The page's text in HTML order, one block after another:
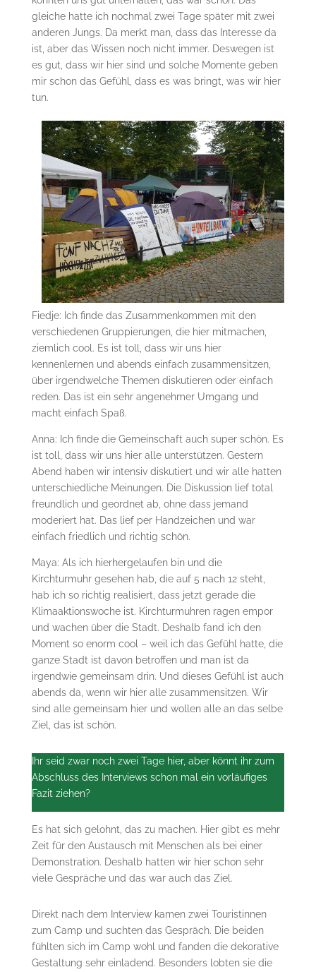
gleiche hatte ich nochmal zwei Tage später mit zwei
anderen Jungs. Da merkt man, dass das Interesse da
ist, aber das Wissen noch nicht immer. Deswegen ist
es gut, dass wir hier sind und solche Momente geben
mir schon das Gefühl, dass es was bringt, was wir hier
tun.
Fiedje: Ich finde das Zusammenkommen mit den
verschiedenen Gruppierungen, die hier mitmachen,
ziemlich cool. Es ist toll, dass wir uns hier
kennenlernen und abends einfach zusammensitzen,
über irgendwelche Themen diskutieren oder einfach
reden. Das ist ein sehr angenehmer Umgang und
macht einfach Spaß.
Anna: Ich finde die Gemeinschaft auch super schön. Es
ist toll, dass wir uns hier alle unterstützen. Gestern
Abend haben wir intensiv diskutiert und wir alle hatten
unterschiedliche Meinungen. Die Diskussion lief total
freundlich und geordnet ab, ohne dass jemand
moderiert hat. Das lief per Handzeichen und war
einfach friedlich und richtig schön.
Maya: Als ich hierhergelaufen bin und die
Kirchturmuhr gesehen hab, die auf 5 nach 12 steht,
hab ich so richtig realisiert, dass jetzt gerade die
Klimaaktionswoche ist. Kirchturmuhren ragen empor
und wachen über die Stadt. Deshalb fand ich den
Moment so enorm cool – weil ich das Gefühl hatte, die
ganze Stadt ist davon betroffen und man ist da
irgendwie gemeinsam drin. Und dieses Gefühl ist auch
abends da, wenn wir hier alle zusammensitzen. Wir
sind alle gemeinsam hier und wollen alle an das selbe
Ziel, das ist schön.
Ihr seid zwar noch zwei Tage hier, aber könnt ihr zum
Abschluss des Interviews schon mal ein vorläufiges
Fazit ziehen?
Es hat sich gelohnt, das zu machen. Hier gibt es mehr
Zeit für den Austausch mit Menschen als bei einer
Demonstration. Deshalb hatten wir hier schon sehr
viele Gespräche und das war auch das Ziel.
Direkt nach dem Interview kamen zwei Touristinnen
zum Camp und suchten das Gespräch. Die beiden
fühlten sich im Camp wohl und fanden die dekorative
Gestaltung sehr einladend. Besonders lobten sie die